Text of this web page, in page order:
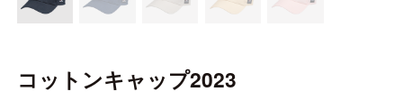
OFFICIAL FAN CLUB
コットンキャップ2023